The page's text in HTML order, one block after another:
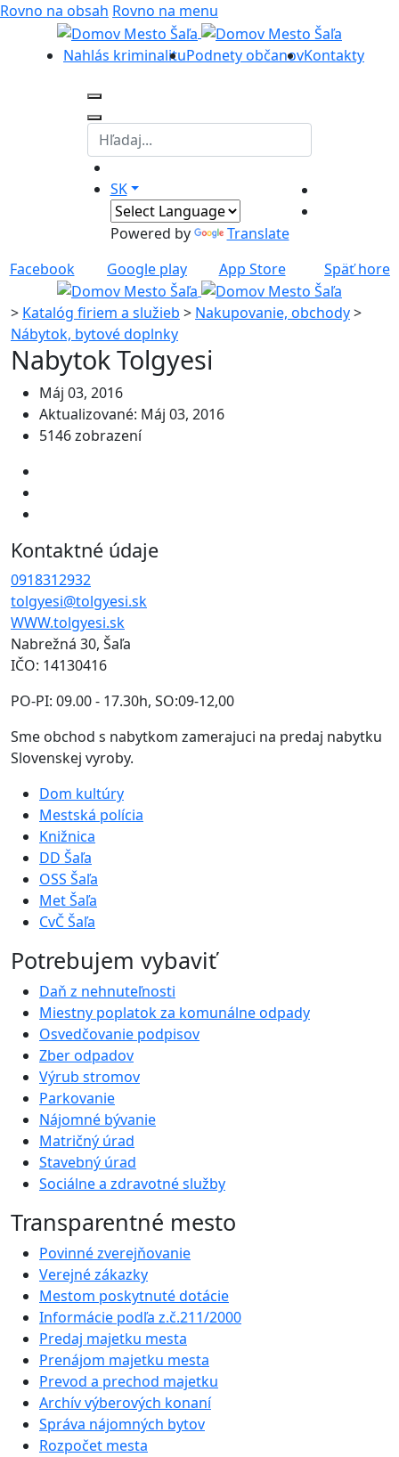
Rovno na obsah Rovno na menu
Nahlás kriminalituPodnety občanovKontakty
SK
Powered by
Translate
Facebook
Google play App Store Späť hore
> Katalóg firiem a služieb > Nakupovanie, obchody>
Nábytok, bytové doplnky
Nabytok Tolgyesi
Máj 03, 2016
Aktualizované: Máj 03, 2016
5146 zobrazení
Kontaktné údaje
0918312932
tolgyesi@tolgyesi.sk
WWW.tolgyesi.sk
Nabrežná 30, Šaľa
IČO: 14130416
PO-PI: 09.00 - 17.30h, SO:09-12,00
Sme obchod s nabytkom zamerajuci na predaj nabytku
Slovenskej vyroby.
Dom kultúry
Mestská polícia
Knižnica
DD Šaľa
OSS Šaľa
Met Šaľa
CvČ Šaľa
Potrebujem vybaviť
Daň z nehnuteľnosti
Miestny poplatok za komunálne odpady
Osvedčovanie podpisov
Zber odpadov
Výrub stromov
Parkovanie
Nájomné bývanie
Matričný úrad
Stavebný úrad
Sociálne a zdravotné služby
Transparentné mesto
Povinné zverejňovanie
Verejné zákazky
Mestom poskytnuté dotácie
Informácie podľa z.č.211/2000
Predaj majetku mesta
Prenájom majetku mesta
Prevod a prechod majetku
Archív výberových konaní
Správa nájomných bytov
Rozpočet mesta